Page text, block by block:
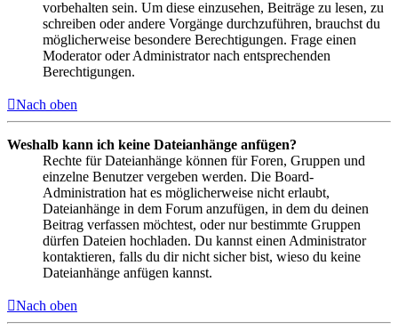
vorbehalten sein. Um diese einzusehen, Beiträge zu lesen, zu
schreiben oder andere Vorgänge durchzuführen, brauchst du
möglicherweise besondere Berechtigungen. Frage einen
Moderator oder Administrator nach entsprechenden
Berechtigungen.
Nach oben
Weshalb kann ich keine Dateianhänge anfügen?
Rechte für Dateianhänge können für Foren, Gruppen und
einzelne Benutzer vergeben werden. Die Board-
Administration hat es möglicherweise nicht erlaubt,
Dateianhänge in dem Forum anzufügen, in dem du deinen
Beitrag verfassen möchtest, oder nur bestimmte Gruppen
dürfen Dateien hochladen. Du kannst einen Administrator
kontaktieren, falls du dir nicht sicher bist, wieso du keine
Dateianhänge anfügen kannst.
Nach oben